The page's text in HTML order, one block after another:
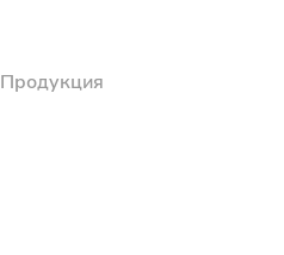
Продукция